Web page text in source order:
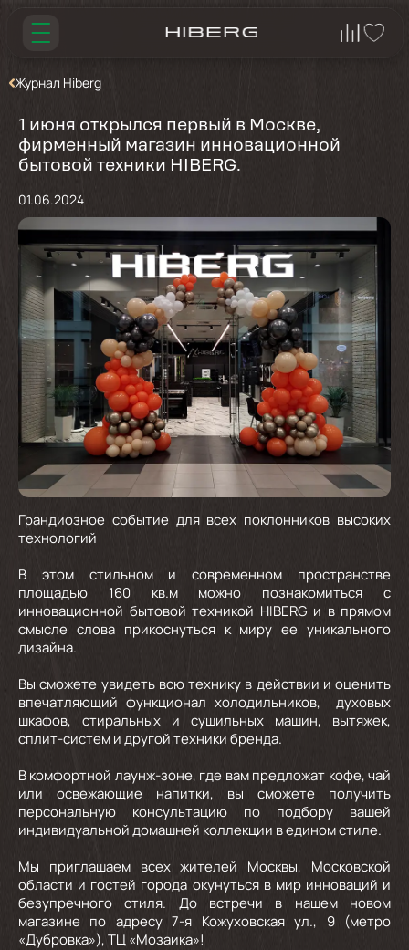
Журнал Hiberg
1 июня открылся первый в Москве,
фирменный магазин инновационной
бытовой техники HIBERG.
01.06.2024
Грандиозное событие для всех поклонников высоких
технологий
В этом стильном и современном пространстве
площадью 160 кв.м можно познакомиться с
инновационной бытовой техникой HIBERG и в прямом
смысле слова прикоснуться к миру ее уникального
дизайна.
Вы сможете увидеть всю технику в действии и оценить
впечатляющий функционал холодильников, духовых
шкафов, стиральных и сушильных машин, вытяжек,
сплит-систем и другой техники бренда.
В комфортной лаунж-зоне, где вам предложат кофе, чай
или освежающие напитки, вы сможете получить
персональную консультацию по подбору вашей
индивидуальной домашней коллекции в едином стиле.
Мы приглашаем всех жителей Москвы, Московской
области и гостей города окунуться в мир инноваций и
безупречного стиля. До встречи в нашем новом
магазине по адресу 7-я Кожуховская ул., 9 (метро
«Дубровка»), ТЦ «Мозаика»!